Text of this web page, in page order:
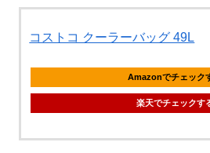
コストコ クーラーバッグ 49L
Amazonでチェック
楽天でチェックす